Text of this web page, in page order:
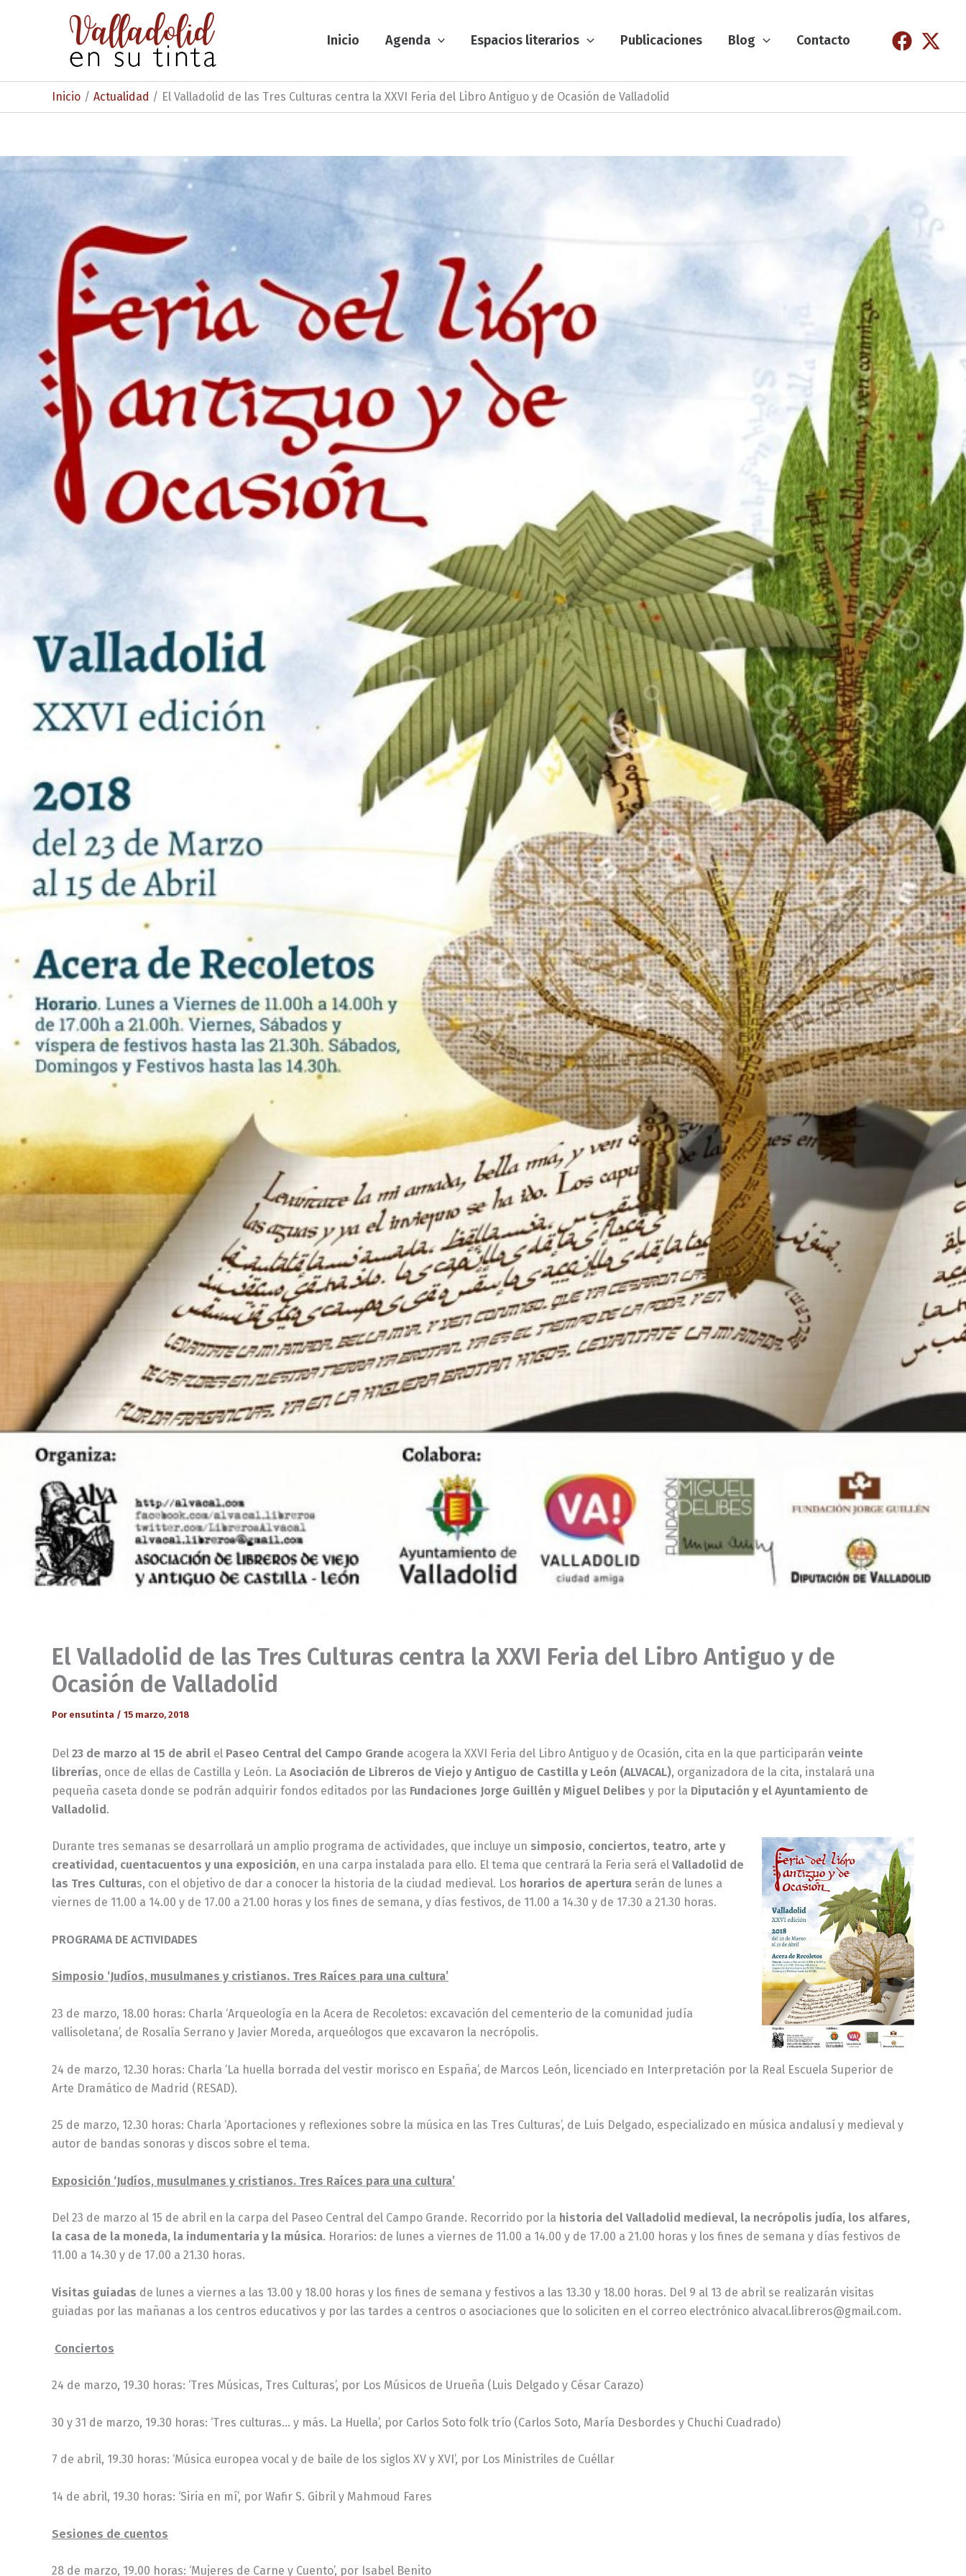
Inicio Agenda Espacios literarios Publicaciones Blog Contacto
Inicio Actualidad El Valladolid de las Tres Culturas centra la XXVI Feria del Libro Antiguo y de Ocasión de Valladolid
El Valladolid de las Tres Culturas centra la XXVI Feria del Libro Antiguo y de
Ocasión de Valladolid
Por ensutinta / 15 marzo, 2018
Del 23 de marzo al 15 de abril el Paseo Central del Campo Grande acogera la XXVI Feria del Libro Antiguo y de Ocasión, cita en la que participarán veinte
librerías, once de ellas de Castilla y León. La Asociación de Libreros de Viejo y Antiguo de Castilla y León (ALVACAL), organizadora de la cita, instalará una
pequeña caseta donde se podrán adquirir fondos editados por las Fundaciones Jorge Guillén y Miguel Delibes y por la Diputación y el Ayuntamiento de
Valladolid.
Durante tres semanas se desarrollará un amplio programa de actividades, que incluye un simposio, conciertos, teatro, arte y
creatividad, cuentacuentos y una exposición, en una carpa instalada para ello. El tema que centrará la Feria será el Valladolid de
las Tres Culturas, con el objetivo de dar a conocer la historia de la ciudad medieval. Los horarios de apertura serán de lunes a
viernes de 11.00 a 14.00 y de 17.00 a 21.00 horas y los fines de semana, y días festivos, de 11.00 a 14.30 y de 17.30 a 21.30 horas.
PROGRAMA DE ACTIVIDADES
Simposio ‘Judíos, musulmanes y cristianos. Tres Raíces para una cultura’
23 de marzo, 18.00 horas: Charla ‘Arqueología en la Acera de Recoletos: excavación del cementerio de la comunidad judía
vallisoletana’, de Rosalía Serrano y Javier Moreda, arqueólogos que excavaron la necrópolis.
24 de marzo, 12.30 horas: Charla ‘La huella borrada del vestir morisco en España’, de Marcos León, licenciado en Interpretación por la Real Escuela Superior de
Arte Dramático de Madrid (RESAD).
25 de marzo, 12.30 horas: Charla ‘Aportaciones y reflexiones sobre la música en las Tres Culturas’, de Luis Delgado, especializado en música andalusí y medieval y
autor de bandas sonoras y discos sobre el tema.
Exposición ‘Judíos, musulmanes y cristianos. Tres Raíces para una cultura’
Del 23 de marzo al 15 de abril en la carpa del Paseo Central del Campo Grande. Recorrido por la historia del Valladolid medieval, la necrópolis judía, los alfares,
la casa de la moneda, la indumentaria y la música. Horarios: de lunes a viernes de 11.00 a 14.00 y de 17.00 a 21.00 horas y los fines de semana y días festivos de
11.00 a 14.30 y de 17.00 a 21.30 horas.
Visitas guiadas de lunes a viernes a las 13.00 y 18.00 horas y los fines de semana y festivos a las 13.30 y 18.00 horas. Del 9 al 13 de abril se realizarán visitas
guiadas por las mañanas a los centros educativos y por las tardes a centros o asociaciones que lo soliciten en el correo electrónico alvacal.libreros@gmail.com.
Conciertos
24 de marzo, 19.30 horas: ‘Tres Músicas, Tres Culturas’, por Los Músicos de Urueña (Luis Delgado y César Carazo)
30 y 31 de marzo, 19.30 horas: ‘Tres culturas… y más. La Huella’, por Carlos Soto folk trío (Carlos Soto, María Desbordes y Chuchi Cuadrado)
7 de abril, 19.30 horas: ‘Música europea vocal y de baile de los siglos XV y XVI’, por Los Ministriles de Cuéllar
14 de abril, 19.30 horas: ‘Siria en mí’, por Wafir S. Gibril y Mahmoud Fares
Sesiones de cuentos
28 de marzo, 19.00 horas: ‘Mujeres de Carne y Cuento’, por Isabel Benito